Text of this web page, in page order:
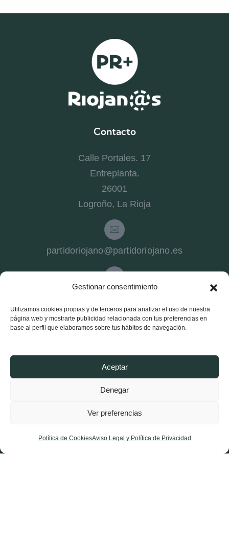
Gestionar consentimiento
Utilizamos cookies propias y de terceros para analizar el uso de nuestra
página web y mostrarte publicidad relacionada con tus preferencias en
base al perfil que elaboramos sobre tus hábitos de navegación.
Aceptar
Denegar
Ver preferencias
Política de CookiesAviso Legal y Política de Privacidad
Contacto
Calle Portales. 17
Entreplanta.
26001
Logroño, La Rioja
partidoriojano@partidoriojano.es
Partido Riojano
Estructura
Afíliate
Contacta